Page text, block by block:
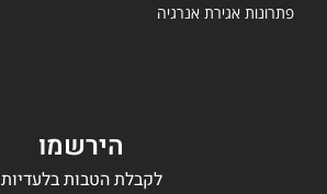
פתרונות אגירת אנרגיה
הירשמו
לקבלת הטבות בלעדיות